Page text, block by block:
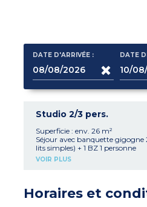
DATE D'ARRIVÉE : DATE
Studio 2/3 pers.
Superficie : env. 26 m²
Séjour avec banquette gigogne
lits simples) + 1 BZ 1 personne
Kitchenette équipée (plaque
VOIR PLUS
Horaires et